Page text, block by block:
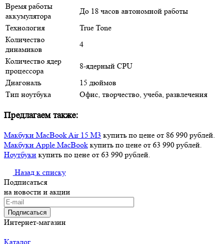
Время работы
аккумулятора
До 18 часов автономной работы
Технология
True Tone
Количество
динамиков
4
Количество ядер
процессора
8-ядерный CPU
Диагональ
15 дюймов
Тип ноутбука
Офис, творчество, учеба, развлечения
Предлагаем также:
Макбуки MacBook Air 15 M3 купить по цене от 86 990 рублей.
Макбуки Apple MacBook купить по цене от 63 990 рублей.
Ноутбуки купить по цене от 63 990 рублей.
Назад к списку
Подписаться
на новости и акции
Подписаться
Интернет-магазин
Каталог